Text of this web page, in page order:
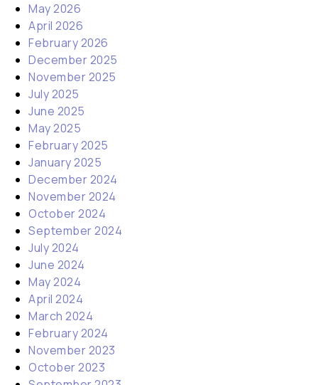
May 2026
April 2026
February 2026
December 2025
November 2025
July 2025
June 2025
May 2025
February 2025
January 2025
December 2024
November 2024
October 2024
September 2024
July 2024
June 2024
May 2024
April 2024
March 2024
February 2024
November 2023
October 2023